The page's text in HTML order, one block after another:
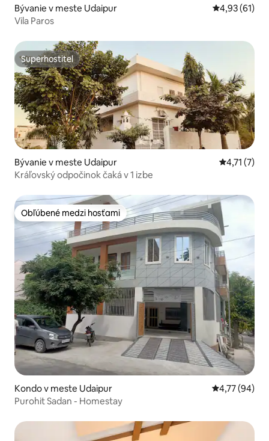
Bývanie v meste Udaipur Priemerné
4,93 (61)
Vila Paros
Superhostiteľ
Superhostiteľ
Bývanie v meste Udaipur Priemerné
4,71 (7)
Kráľovský odpočinok čaká v 1 izbe
Obľúbené medzi hosťami
Obľúbené medzi hosťami
Kondo v meste Udaipur Priemerné
4,77 (94)
Purohit Sadan - Homestay